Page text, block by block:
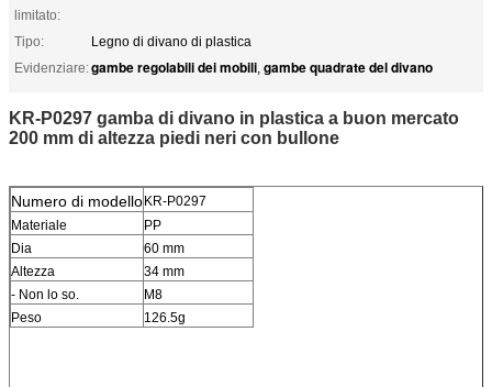
limitato:
Tipo:
Legno di divano di plastica
Evidenziare:gambe regolabili dei mobili, gambe quadrate del divano
KR-P0297 gamba di divano in plastica a buon mercato
200 mm di altezza piedi neri con bullone
Numero di modelloKR-P0297
Materiale
PP
Dia
60 mm
Altezza
34 mm
- Non lo so.
M8
Peso
126.5g